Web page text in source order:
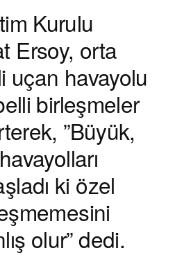
Kurulu
Ersoy, orta
uçan havayolu
birleşmeler
”Büyük,
ki özel
olur” dedi.